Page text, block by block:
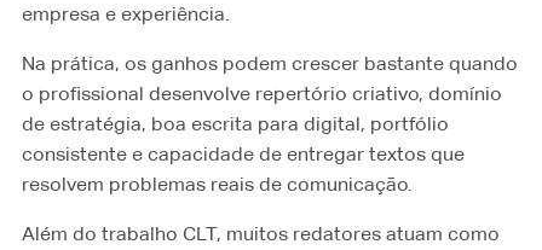
empresa e experiência.
Na prática, os ganhos podem crescer bastante quando
o profissional desenvolve repertório criativo, domínio
de estratégia, boa escrita para digital, portfólio
consistente e capacidade de entregar textos que
resolvem problemas reais de comunicação.
Além do trabalho CLT, muitos redatores atuam como